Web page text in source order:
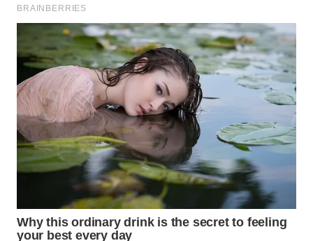
LIKUPANG
WN
LABUANBAJO
WN
BORNEO
Wahana
Media
Group